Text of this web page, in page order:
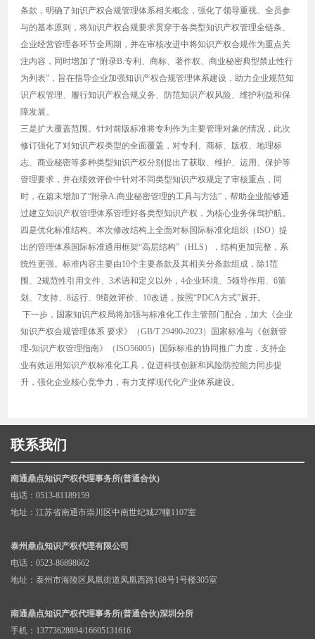
条款，明确了知识产权合规管理体系相关概念，强化了领导重视、全员参
与的基本原则，将知识产权合规要求贯穿于各类型知识产权管理全链条、
企业经营管理各环节全周期，并在审核改进中将知识产权合规作为重点关
注内容，同时增加了“附录B.专利、商标、著作权、商业秘密典型禁止性行
为列表”，旨在指导企业加强知识产权合规管理体系建设，助力企业规范知
识产权管理、履行知识产权合规义务、防范知识产权风险、维护利益和保
障发展。
三是扩大覆盖范围。针对前版标准将专利作为主要管理对象的情况，此次
修订强化了对知识产权类型的全面覆盖，对专利、商标、版权、地理标
志、商业秘密等多种类型知识产权分别提出了获取、维护、运用、保护等
管理要求，并在绩效评价中针对不同类型知识产权规定了审核重点，同
时，在篇末增加了“附录A.商业秘密管理的工具与方法”，帮助企业能够通
过建立知识产权管理体系管理好各类型知识产权，为核心业务保驾护航。
四是优化标准结构。本次修改结构上全面对标国际标准化组织（ISO）提
出的管理体系国际标准通用框架“高层结构”（HLS），结构更加完整，系
统性更强。标准内容主要由10个主要条款及其相关分条款组成，除1范
围、2规范性引用文件、3术语和定义以外，4企业环境、5领导作用、6策
划、7支持、8运行、9绩效评价、10改进，按照“PDCA方式”展开。
下一步，国家知识产权局将加强与标准化工作主管部门配合，加大《企业
知识产权合规管理体系 要求》（GB/T 29490-2023）国家标准与《创新管
理-知识产权管理指南》（ISO56005）国际标准的协同推广力度，支持企
业有效运用知识产权标准化工具，促进科技创新和风险防控能力同步提
升，强化企业核心竞争力，有力支撑现代化产业体系建设。
联系我们
南通鼎点知识产权代理事务所(普通合伙)
电话：0513-81189159
地址：江苏省南通市崇川区中南世纪城27幢1107室
泰州鼎点知识产权代理有限公司
电话：0523-86898662
地址：泰州市海陵区凤凰街道凤凰西路168号1号楼305室
南通鼎点知识产权代理事务所(普通合伙)深圳分所
手机：13773628894/16605131616